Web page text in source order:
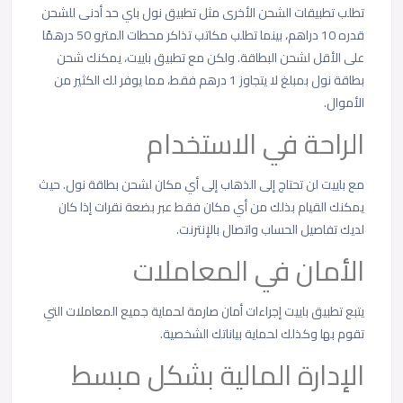
تطلب تطبيقات الشحن الأخرى مثل تطبيق نول باي حد أدنى للشحن
قدره 10 دراهم، بينما تطلب مكاتب تذاكر محطات المترو 50 درهمًا
على الأقل لشحن البطاقة. ولكن مع تطبيق باييت، يمكنك شحن
بطاقة نول بمبلغ لا يتجاوز 1 درهم فقط، مما يوفر لك الكثير من
الأموال.
الراحة في الاستخدام
مع باييت لن تحتاج إلى الذهاب إلى أي مكان لشحن بطاقة نول. حيث
يمكنك القيام بذلك من أي مكان فقط عبر بضعة نقرات إذا كان
لديك تفاصيل الحساب واتصال بالإنترنت.
الأمان في المعاملات
يتبع تطبيق باييت إجراءات أمان صارمة لحماية جميع المعاملات التي
تقوم بها وكذلك لحماية بياناتك الشخصية.
الإدارة المالية بشكل مبسط